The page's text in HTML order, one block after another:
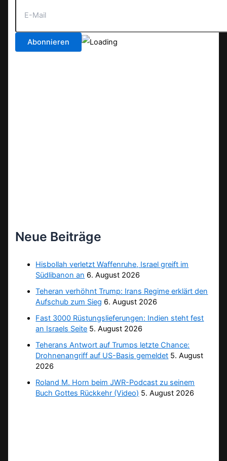
Neue Beiträge
Hisbollah verletzt Waffenruhe, Israel greift im
Südlibanon an 6. August 2026
Teheran verhöhnt Trump: Irans Regime erklärt den
Aufschub zum Sieg 6. August 2026
Fast 3000 Rüstungslieferungen: Indien steht fest
an Israels Seite 5. August 2026
Teherans Antwort auf Trumps letzte Chance:
Drohnenangriff auf US-Basis gemeldet 5. August
2026
Roland M. Horn beim JWR-Podcast zu seinem
Buch Gottes Rückkehr (Video) 5. August 2026